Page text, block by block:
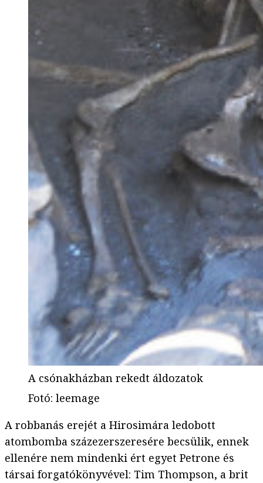
A csónakházban rekedt áldozatok
Fotó: leemage
A robbanás erejét a Hirosimára ledobott
atombomba százezerszeresére becsülik, ennek
ellenére nem mindenki ért egyet Petrone és
társai forgatókönyvével: Tim Thompson, a brit